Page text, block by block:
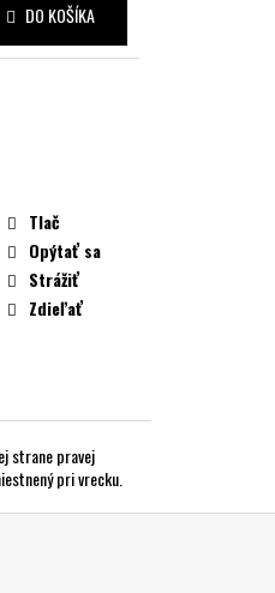
DO KOŠÍKA
Tlač
Opýtať sa
Strážiť
Zdieľať
strane pravej
pri vrecku.